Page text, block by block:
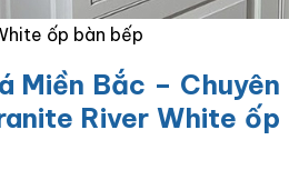
ốp bàn bếp
Miền Bắc – Chuyên
River White ốp